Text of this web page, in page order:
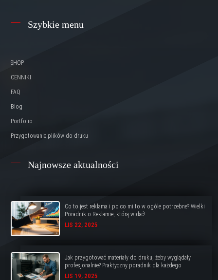
Szybkie menu
SHOP
CENNIKI
FAQ
Blog
Portfolio
Przygotowanie plików do druku
Najnowsze aktualności
Co to jest reklama i po co mi to w ogóle potrzebne? Wielki
Poradnik o Reklamie, którą widać!
LIS 22, 2025
Jak przygotować materiały do druku, żeby wyglądały
profesjonalnie? Praktyczny poradnik dla każdego
LIS 19, 2025